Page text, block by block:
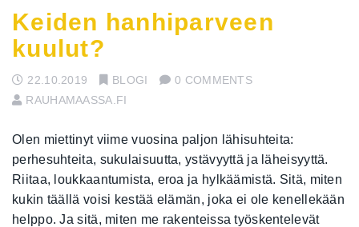
Keiden hanhiparveen
kuulut?
22.10.2019 BLOGI
0 COMMENTS
RAUHAMAASSA.FI
Olen miettinyt viime vuosina paljon lähisuhteita:
perhesuhteita, sukulaisuutta, ystävyyttä ja läheisyyttä.
Riitaa, loukkaantumista, eroa ja hylkäämistä. Sitä, miten
kukin täällä voisi kestää elämän, joka ei ole kenellekään
helppo. Ja sitä, miten me rakenteissa työskentelevät